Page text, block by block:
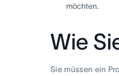
möchten.
Wie
Sie müssen ein